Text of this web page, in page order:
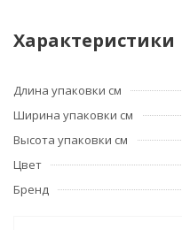
Характеристики
Длина упаковки см
Ширина упаковки см
Высота упаковки см
Цвет
Бренд